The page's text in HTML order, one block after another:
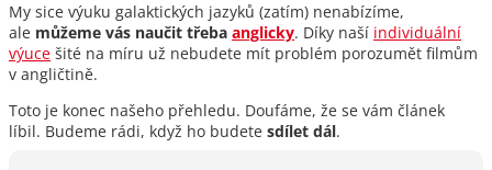
My sice výuku galaktických jazyků (zatím) nenabízíme,
ale můžeme vás naučit třeba anglicky. Díky naší individuální
výuce šité na míru už nebudete mít problém porozumět filmům
v angličtině.
Toto je konec našeho přehledu. Doufáme, že se vám článek
líbil. Budeme rádi, když ho budete sdílet dál.